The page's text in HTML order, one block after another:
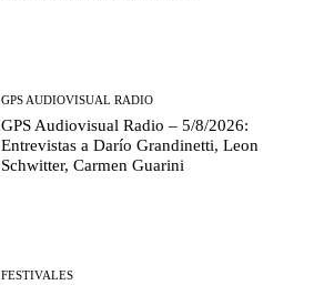
GPS AUDIOVISUAL RADIO
GPS Audiovisual Radio – 5/8/2026:
Entrevistas a Darío Grandinetti, Leon
Schwitter, Carmen Guarini
FESTIVALES